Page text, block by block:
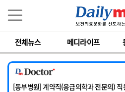
전체뉴스 메디라이프
[서울아산병원] 2026년 하반기 인턴 모집
[영남대학교의료원] 마취통증의학과 임
[충남대학교병원] 소아청소년과(소아응
[동부병원] 계약직(응급의학과 전문의) 직